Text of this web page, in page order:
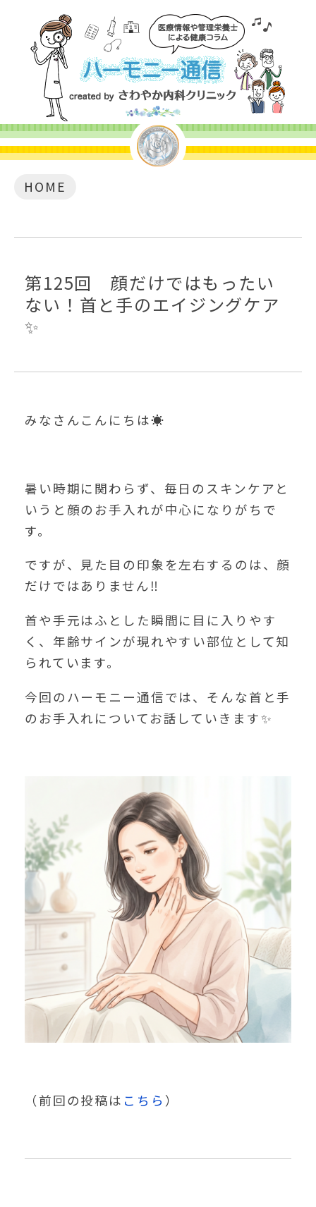
HOME
第125回 顔だけではもったい
ない！首と手のエイジングケア
✨
みなさんこんにちは☀️
暑い時期に関わらず、毎日のスキンケアと
いうと顔のお手入れが中心になりがちで
す。
ですが、見た目の印象を左右するのは、顔
だけではありません‼️
首や手元はふとした瞬間に目に入りやす
く、年齢サインが現れやすい部位として知
られています。
今回のハーモニー通信では、そんな首と手
のお手入れについてお話していきます✨
（前回の投稿は こちら ）